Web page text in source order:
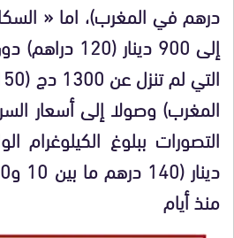
درهم في المغرب)، اما «
إلى 900 دينار
المغرب) وصولا إلى أسعار
منذ أيام